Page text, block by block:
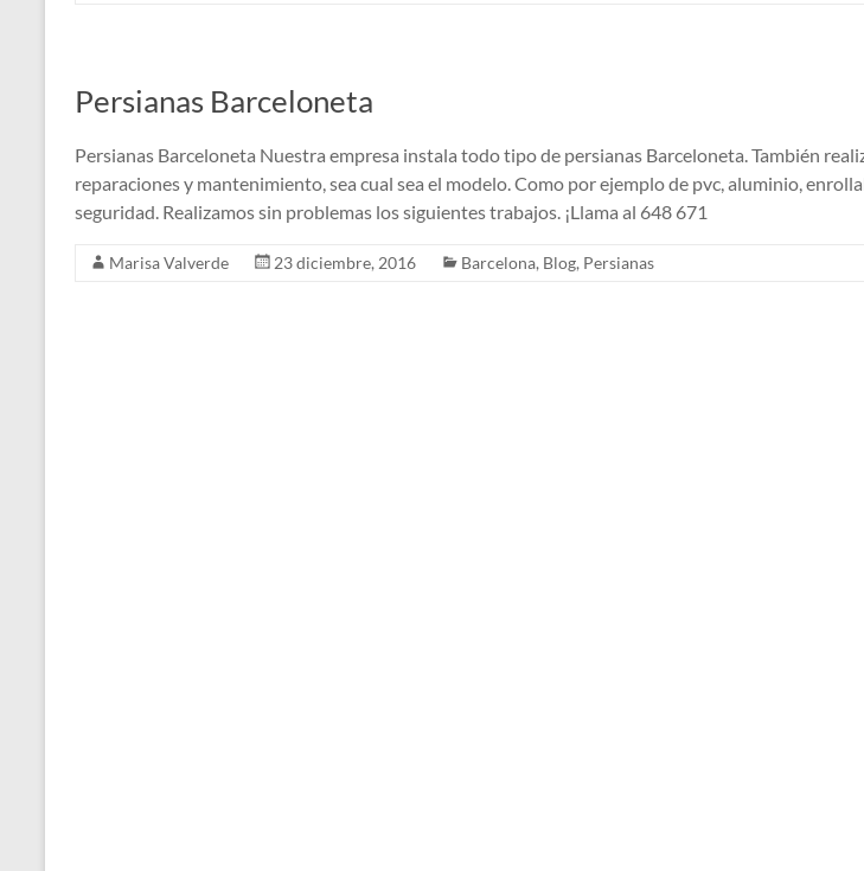
Persianas Barceloneta
Persianas Barceloneta Nuestra empresa instala todo tipo de persianas Barceloneta. También
reparaciones y mantenimiento, sea cual sea el modelo. Como por ejemplo de pvc, aluminio,
seguridad. Realizamos sin problemas los siguientes trabajos. ¡Llama al 648 671
Marisa Valverde 23 diciembre, 2016 Barcelona, Blog, Persianas